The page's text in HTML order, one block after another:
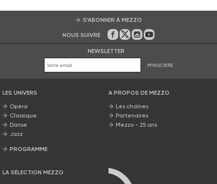
S’ABONNER À MEZZO
NOUS SUIVRE Sur Facebook
Sur Twitter
Sur Instagram
Sur Youtube
NEWSLETTER
M'INSCRIRE
LES UNIVERS
Opéra
Classique
Danse
Jazz
PROGRAMME
LA SÉLECTION MEZZO
A PROPOS DE MEZZO
Les chaînes
Partenaires
Mezzo - 25 ans